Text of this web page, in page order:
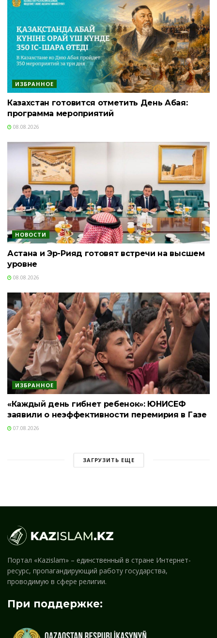
ИЗБРАННОЕ
Казахстан готовится отметить День Абая:
программа мероприятий
08.08.2026
НОВОСТИ
Астана и Эр-Рияд готовят встречи на высшем
уровне
08.08.2026
ИЗБРАННОЕ
«Каждый день гибнет ребенок»: ЮНИСЕФ
заявили о неэффективности перемирия в Газе
07.08.2026
ЗАГРУЗИТЬ ЕЩЕ
Портал «Kazislam» – единственный в стране Интернет-
ресурс, пропагандирующий работу государства,
проводимую в сфере религии.
При поддержке: